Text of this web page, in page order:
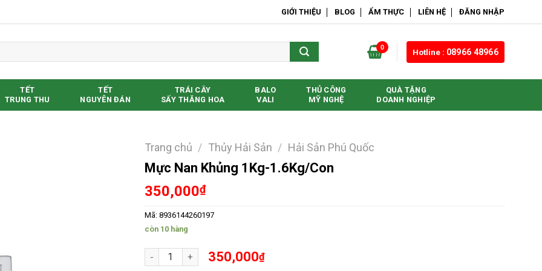
GIỚI THIỆU BLOG ẨM THỰC LIÊN HỆ ĐĂNG NHẬP
0 Hotline : 08966 48966
TẾT
TRUNG THU
TẾT
NGUYÊN ĐÁN
TRÁI CÂY
SẤY THĂNG HOA
BALO
VALI
THỦ CÔNG
MỸ NGHỆ
QUÀ TẶNG
DOANH NGHIỆP
Trang chủ / Thủy Hải Sản / Hải Sản Phú Quốc
Mực Nan Khủng 1Kg-1.6Kg/Con
350,000₫
Mã: 8936144260197
còn 10 hàng
Mực Nan Khủng 1Kg-1.6Kg/Con số lượng
350,000₫